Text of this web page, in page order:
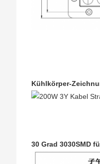
Kühlkörper-
30 Grad 3030SMD